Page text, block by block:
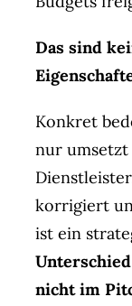
Das sind
Konkret
nur umsetzt
korrigiert
ist ein
nicht im